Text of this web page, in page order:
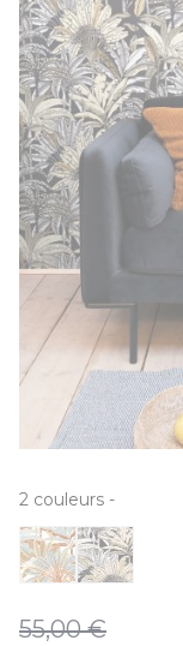
2 couleurs -
55,00 €